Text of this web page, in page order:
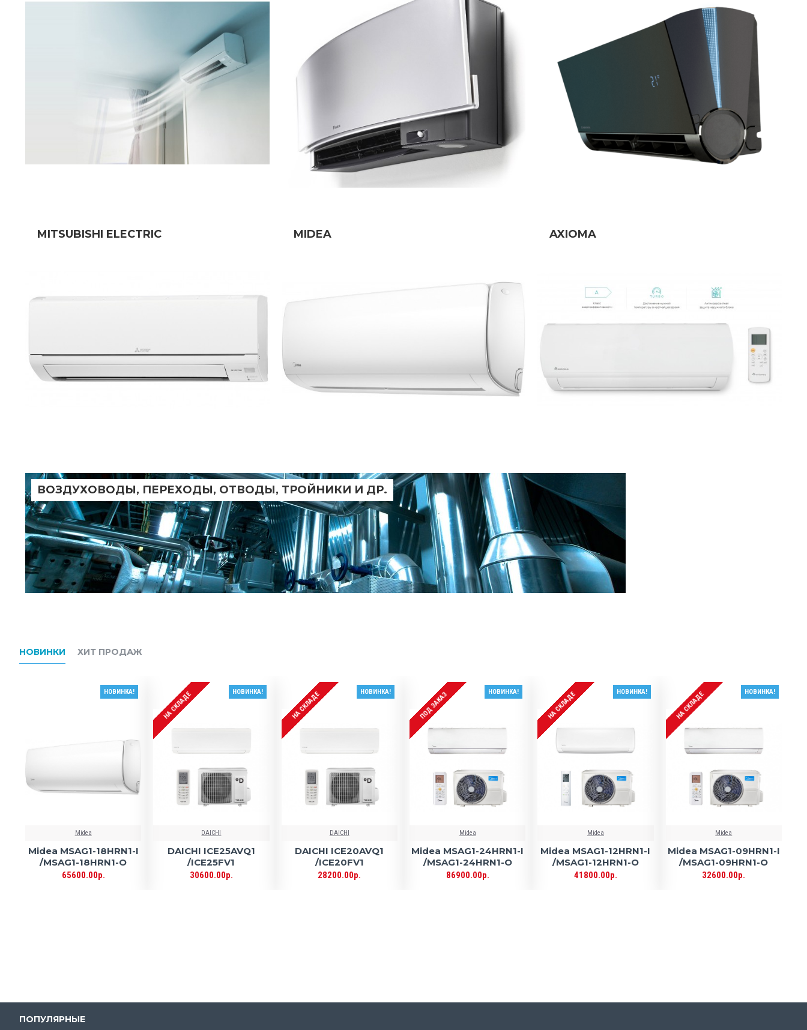
MITSUBISHI ELECTRIC MIDEA AXIOMA
ВОЗДУХОВОДЫ, ПЕРЕХОДЫ, ОТВОДЫ, ТРОЙНИКИ И ДР.
НОВИНКИ ХИТ ПРОДАЖ
НОВИНКА!
Midea
Midea MSAG1-18HRN1-I
/MSAG1-18HRN1-O
65600.00р.
НОВИНКА!
НА СКЛАДЕ
DAICHI
DAICHI ICE25AVQ1
/ICE25FV1
30600.00р.
НОВИНКА!
НА СКЛАДЕ
DAICHI
DAICHI ICE20AVQ1
/ICE20FV1
28200.00р.
НОВИНКА!
ПОД ЗАКАЗ
Midea
Midea MSAG1-24HRN1-I
/MSAG1-24HRN1-O
86900.00р.
НОВИНКА!
НА СКЛАДЕ
Midea
Midea MSAG1-12HRN1-I
/MSAG1-12HRN1-O
41800.00р.
НОВИНКА!
НА СКЛАДЕ
Midea
Midea MSAG1-09HRN1-I
/MSAG1-09HRN1-O
32600.00р.
ПОПУЛЯРНЫЕ